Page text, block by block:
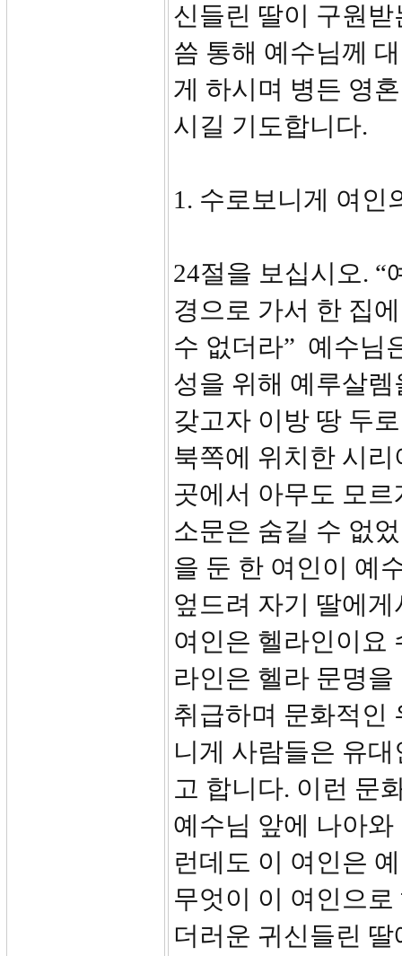
신들린 딸이 구원
씀 통해 예수님께
게 하시며 병든 영
시길 기도합니다.
1. 수로보니게 여인
24절을 보십시오. “
경으로 가서 한 집
수 없더라” 예수님
성을 위해 예루살
갖고자 이방 땅 두
북쪽에 위치한 시
곳에서 아무도 모
소문은 숨길 수 없
을 둔 한 여인이 예
엎드려 자기 딸에
여인은 헬라인이요
라인은 헬라 문명
취급하며 문화적인
니게 사람들은 유
고 합니다. 이런 문
예수님 앞에 나아
런데도 이 여인은
무엇이 이 여인으
더러운 귀신들린